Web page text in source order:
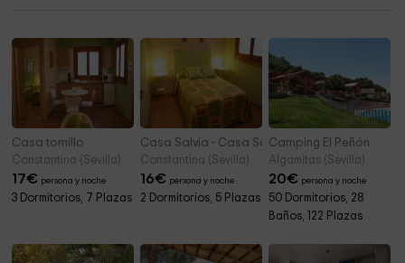
Casa tomillo
Constantina (Sevilla)
17€ persona y noche
3 Dormitorios, 7 Plazas
Casa Salvia - Casa Santalina - Casa Lavanda
Constantina (Sevilla)
16€ persona y noche
2 Dormitorios, 5 Plazas
Camping El Peñón
Algamitas (Sevilla)
20€ persona y noche
50 Dormitorios, 28
Baños, 122 Plazas